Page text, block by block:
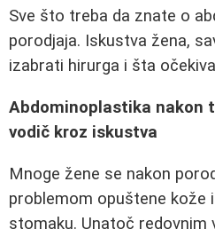
Sve što treba da znate o
porodjaja. Iskustva žena,
izabrati hirurga i šta
Abdominoplastika nakon
vodič kroz iskustva
Mnoge žene se nakon
problemom opuštene kože
stomaku. Unatoč redovnim